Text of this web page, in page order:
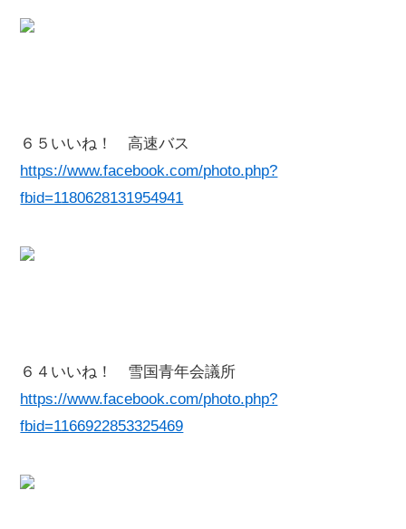
６５いいね！ 高速バス
https://www.facebook.com/photo.php?
fbid=1180628131954941
６４いいね！ 雪国青年会議所
https://www.facebook.com/photo.php?
fbid=1166922853325469